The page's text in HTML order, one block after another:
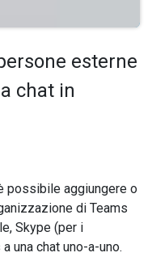
esterne
chat in
possibile aggiungere o
di Teams
Skype (per i
una chat uno-a-uno.